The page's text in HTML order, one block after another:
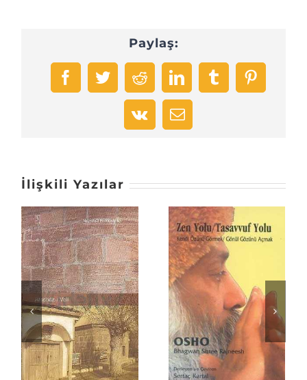
Paylaş:
FacebookTwitterRedditLinkedInTumblrPinterest
Vk
E-
İlişkili Yazılar